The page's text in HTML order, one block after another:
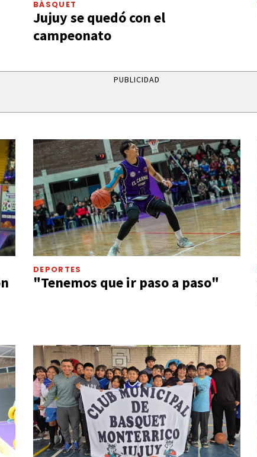
BÁSQUET
Jujuy se quedó con el
campeonato
PUBLICIDAD
DEPORTES
"Tenemos que ir paso a paso"